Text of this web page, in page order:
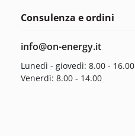
Consulenza e ordini
info@on-energy.it
Lunedì - giovedì: 8.00 - 16.00
Venerdì: 8.00 - 14.00